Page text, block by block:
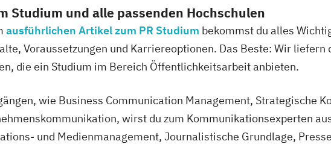
Studium und alle passenden Hochschulen
ausführlichen Artikel zum PR Studium bekommst du alles
Voraussetzungen und Karriereoptionen. Das Beste: Wir
die ein Studium im Bereich Öffentlichkeitsarbeit anbieten.
wie Business Communication Management, Strategische
wirst du zum Kommunikationsexperten
und Medienmanagement, Journalistische Grundlage,